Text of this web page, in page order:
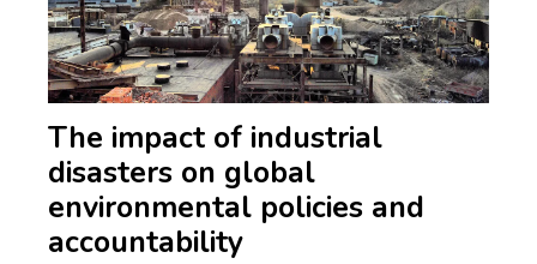
The impact of industrial
disasters on global
environmental policies and
accountability